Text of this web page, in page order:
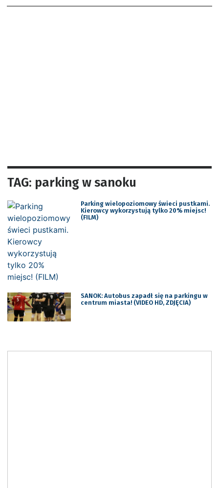
TAG: parking w sanoku
Parking wielopoziomowy świeci pustkami.
Kierowcy wykorzystują tylko 20% miejsc!
(FILM)
SANOK: Autobus zapadł się na parkingu w
centrum miasta! (VIDEO HD, ZDJĘCIA)